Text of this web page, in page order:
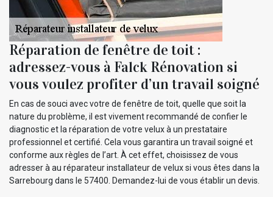
Réparation de fenêtre de toit :
adressez-vous à Falck Rénovation si
vous voulez profiter d’un travail soigné
En cas de souci avec votre de fenêtre de toit, quelle que soit la
nature du problème, il est vivement recommandé de confier le
diagnostic et la réparation de votre velux à un prestataire
professionnel et certifié. Cela vous garantira un travail soigné et
conforme aux règles de l’art. À cet effet, choisissez de vous
adresser à au réparateur installateur de velux si vous êtes dans la
Sarrebourg dans le 57400. Demandez-lui de vous établir un devis.